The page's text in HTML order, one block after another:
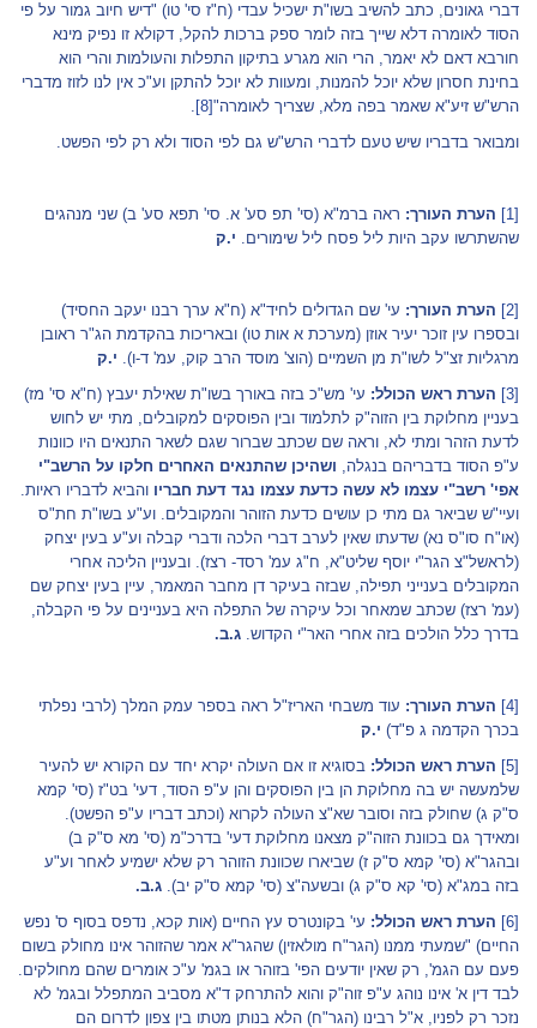
דברי גאונים, כתב להשיב בשו"ת ישכיל עבדי (ח"ז סי' טו) "דיש חיוב גמור על פי
הסוד לאומרה דלא שייך בזה לומר ספק ברכות להקל, דקולא זו נפיק מינא
חורבא דאם לא יאמר, הרי הוא מגרע בתיקון התפלות והעולמות והרי הוא
בחינת חסרון שלא יוכל להמנות, ומעוות לא יוכל להתקן וע"כ אין לנו לזוז מדברי
הרש"ש זיע"א שאמר בפה מלא, שצריך לאומרה"[8]
.
ומבואר בדבריו שיש טעם לדברי הרש"ש גם לפי הסוד ולא רק לפי הפשט.
[1] הערת העורך: ראה ברמ"א (סי' תפ סע' א. סי' תפא סע' ב) שני מנהגים
שהשתרשו עקב היות ליל פסח ליל שימורים. י.ק
[2] הערת העורך: עי' שם הגדולים לחיד"א (ח"א ערך רבנו יעקב החסיד)
ובספרו עין זוכר יעיר אוזן (מערכת א אות טו) ובאריכות בהקדמת הג"ר ראובן
מרגליות זצ"ל לשו"ת מן השמיים (הוצ' מוסד הרב קוק, עמ' ד-ו). י.ק
[3]
הערת ראש הכולל: עי' מש"כ בזה באורך בשו"ת שאילת יעבץ (ח"א סי' מז)
בעניין מחלוקת בין הזוה"ק לתלמוד ובין הפוסקים למקובלים, מתי יש לחוש
לדעת הזהר ומתי לא, וראה שם שכתב שברור שגם לשאר התנאים היו כוונות
ע"פ הסוד בדבריהם בנגלה, ושהיכן שהתנאים האחרים חלקו על הרשב"י
אפי' רשב"י עצמו לא עשה כדעת עצמו נגד דעת חבריו והביא לדבריו ראיות.
ועיי"ש שביאר גם מתי כן עושים כדעת הזוהר והמקובלים. וע"ע בשו"ת חת"ס
(או"ח סו"ס נא) שדעתו שאין לערב דברי הלכה ודברי קבלה וע"ע בעין יצחק
(לראשל"צ הגר"י יוסף שליט"א, ח"ג עמ' רסד- רצז). ובעניין הליכה אחרי
המקובלים בענייני תפילה, שבזה בעיקר דן מחבר המאמר, עיין בעין יצחק שם
(עמ' רצז) שכתב שמאחר וכל עיקרה של התפלה היא בעניינים על פי הקבלה,
בדרך כלל הולכים בזה אחרי האר"י הקדוש. ג.ב.
[4] הערת העורך: עוד משבחי האריז"ל ראה בספר עמק המלך (לרבי נפלתי
בכרך הקדמה ג פ"ד) י.ק
[5]
הערת ראש הכולל: בסוגיא זו אם העולה יקרא יחד עם הקורא יש להעיר
שלמעשה יש בה מחלוקת הן בין הפוסקים והן ע"פ הסוד, דעי' בט"ז (סי' קמא
ס"ק ג) שחולק בזה וסובר שא"צ העולה לקרוא (וכתב דבריו ע"פ הפשט).
ומאידך גם בכוונת הזוה"ק מצאנו מחלוקת דעי' בדרכ"מ (סי' מא ס"ק ב)
ובהגר"א (סי' קמא ס"ק ז) שביארו שכוונת הזוהר רק שלא ישמיע לאחר וע"ע
בזה במג"א (סי' קא ס"ק ג) ובשעה"צ (סי' קמא ס"ק יב). ג.ב.
[6]
הערת ראש הכולל: עי' בקונטרס עץ החיים (אות קכא, נדפס בסוף ס' נפש
החיים) "שמעתי ממנו (הגר"ח מולאזין) שהגר"א אמר שהזוהר אינו מחולק בשום
פעם עם הגמ', רק שאין יודעים הפי' בזוהר או בגמ' ע"כ אומרים שהם מחולקים.
לבד דין א' אינו נוהג ע"פ זוה"ק והוא להתרחק ד"א מסביב המתפלל ובגמ' לא
נזכר רק לפניו, א"ל רבינו (הגר"ח) הלא בנותן מטתו בין צפון לדרום הם